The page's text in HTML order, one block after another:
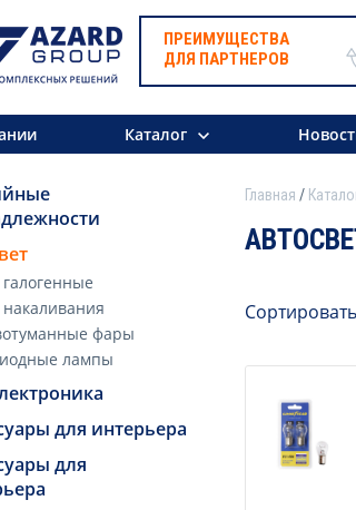
ПРЕИМУЩЕСТВА
ДЛЯ ПАРТНЕРОВ
Каталог
фары
лампы
для интерьера
для
Главная